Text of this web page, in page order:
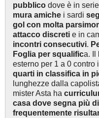
pubblico dove è in
mura amiche i sardi
gol con molta
attacco discreti e in
incontri consecutivi.
Foglia per squalifica. Il
esterno per 1 a 0
quarti in classifica in
lunghezze dalla
mister Asta ha
casa dove segna più
frequentemente